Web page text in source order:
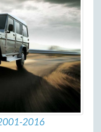
2016